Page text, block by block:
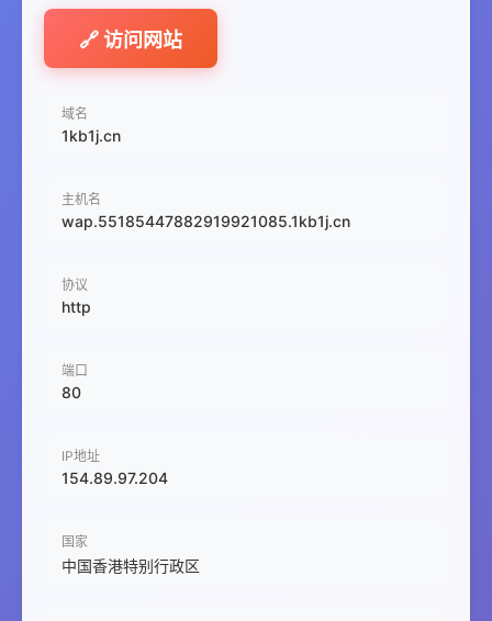
🔗 访问网站
域名
1kb1j.cn
主机名
wap.55185447882919921085.1kb1j.cn
协议
http
端口
80
IP地址
154.89.97.204
国家
中国香港特别行政区